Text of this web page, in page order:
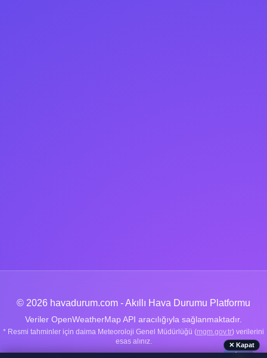
© 2026 havadurum.com - Akıllı Hava Durumu Platformu
Veriler OpenWeatherMap API aracılığıyla sağlanmaktadır.
* Resmi tahminler için daima Meteoroloji Genel Müdürlüğü (mgm.gov.tr) verilerini
esas alınız.
✕ Kapat